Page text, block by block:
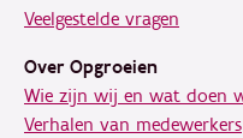
Veelgestelde vragen
Over Opgroeien
Wie zijn wij en wat doen
Verhalen van medewerkers